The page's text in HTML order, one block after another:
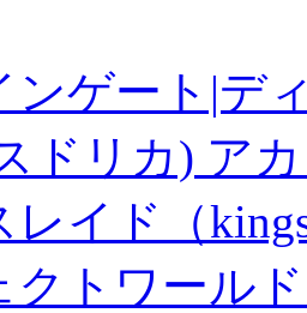
ンゲート|デ
ドリカ) ア
レイド（
クトワール